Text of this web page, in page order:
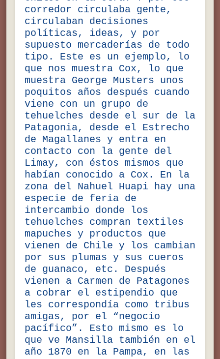
corredor circulaba gente,
circulaban decisiones
políticas, ideas, y por
supuesto mercaderías de todo
tipo. Este es un ejemplo, lo
que nos muestra Cox, lo que
muestra George Musters unos
poquitos años después cuando
viene con un grupo de
tehuelches desde el sur de la
Patagonia, desde el Estrecho
de Magallanes y entra en
contacto con la gente del
Limay, con éstos mismos que
habían conocido a Cox. En la
zona del Nahuel Huapi hay una
especie de feria de
intercambio donde los
tehuelches compran textiles
mapuches y productos que
vienen de Chile y los cambian
por sus plumas y sus cueros
de guanaco, etc. Después
vienen a Carmen de Patagones
a cobrar el estipendio que
les correspondía como tribus
amigas, por el “negocio
pacífico”. Esto mismo es lo
que ve Mansilla también en el
año 1870 en la Pampa, en las